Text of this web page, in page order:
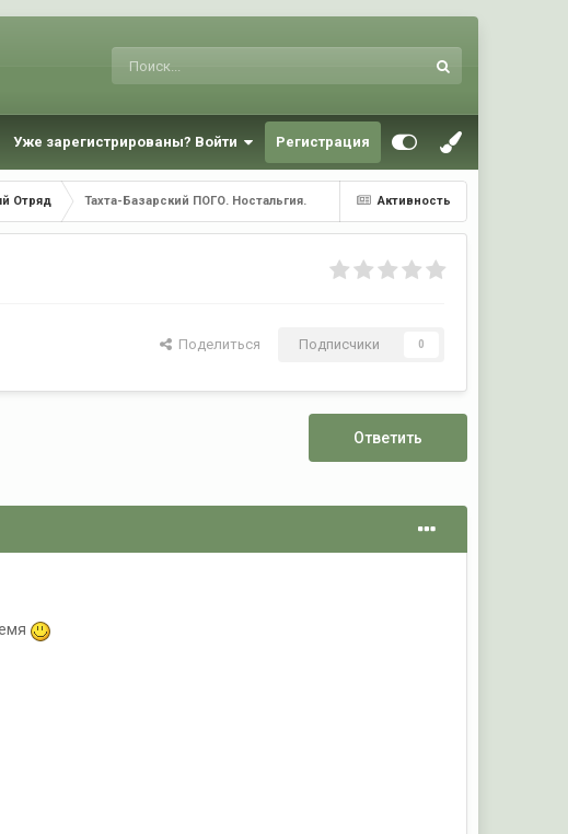
Уже зарегистрированы? Войти Регистрация
Активность
Отряд Тахта-Базарский ПОГО. Ностальгия.
Поделиться Подписчики 0
Ответить